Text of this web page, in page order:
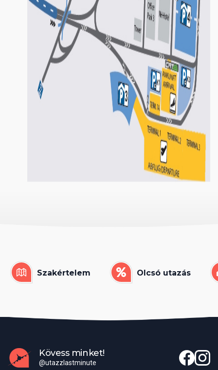
Szakértelem Olcsó utazás
Kövess minket!
@utazzlastminute